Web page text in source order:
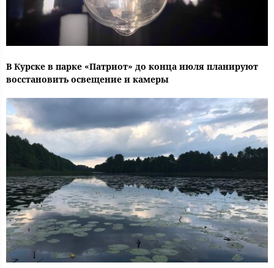
В Курске в парке «Патриот» до конца июля планируют
восстановить освещение и камеры